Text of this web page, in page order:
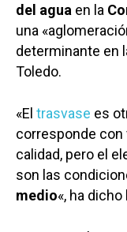
del agua en la
una
determinante en
Toledo.
«El trasvase es
corresponde con
calidad, pero el
son las
medio«, ha